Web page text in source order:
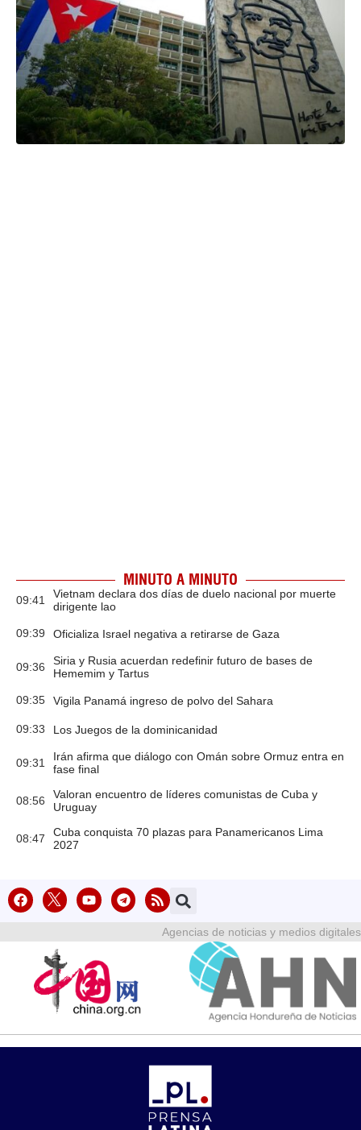
MINUTO A MINUTO
09:41
Vietnam declara dos días de duelo nacional por muerte
dirigente lao
09:39 Oficializa Israel negativa a retirarse de Gaza
09:36
Siria y Rusia acuerdan redefinir futuro de bases de
Hememim y Tartus
09:35 Vigila Panamá ingreso de polvo del Sahara
09:33 Los Juegos de la dominicanidad
09:31
Irán afirma que diálogo con Omán sobre Ormuz entra en
fase final
08:56
Valoran encuentro de líderes comunistas de Cuba y
Uruguay
08:47
Cuba conquista 70 plazas para Panamericanos Lima
2027
Agencias de noticias y medios digitales